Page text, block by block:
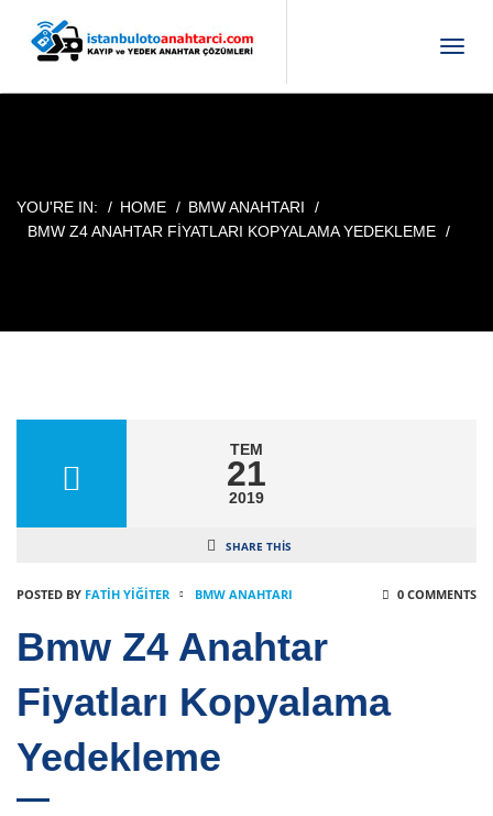
T
g
YOU'RE IN: HOME
BMW ANAHTARI
BMW Z4 ANAHTAR FIYATLARI KOPYALAMA YEDEKLEME
TEM
21
2019
SHARE THIS
POSTED BY FATIH YİĞİTER BMW ANAHTARI 0 COMMENTS
Bmw Z4 Anahtar
Fiyatları Kopyalama
Yedekleme